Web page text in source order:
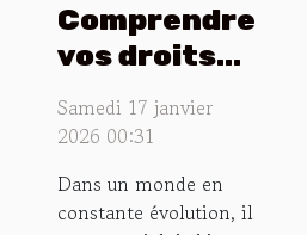
Comprendre
vos droits
et
obligations
diverses
Samedi 17 janvier
2026 00:31
Dans un monde en
constante évolution, il